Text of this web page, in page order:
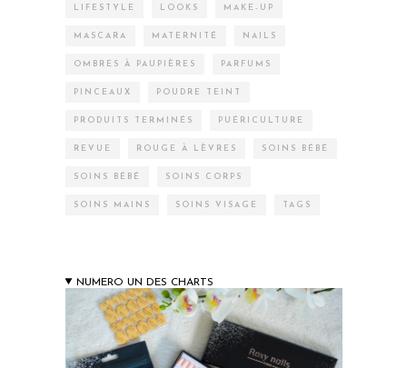
LIFESTYLE LOOKS MAKE-UP
MASCARA MATERNITÉ NAILS
OMBRES À PAUPIÈRES PARFUMS
PINCEAUX POUDRE TEINT
PRODUITS TERMINÉS PUÉRICULTURE
REVUE ROUGE À LÈVRES SOINS BÉBÉ
SOINS BÉBÉ SOINS CORPS
SOINS MAINS SOINS VISAGE TAGS
NUMERO UN DES CHARTS